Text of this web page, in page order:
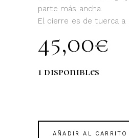
parte más ancha.
El cierre es de tuerca a
45,00€
1 disponibles
AÑADIR AL CARRITO